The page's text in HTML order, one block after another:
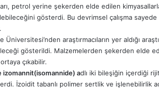
petrol yerine şekerden elde edilen
gösterdi. Bu devrimsel çalışma sayede
araştırmacıların yer aldığı
gösterildi. Malzemelerden şekerden elde
çıkabilir.
izomannit(isomannide) adlı iki bileşiğin içerdiği
İzoidit tabanlı polimer sertlik ve işlenebilirlik